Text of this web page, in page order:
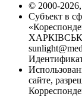
© 2000-
Субъект в
сайте,